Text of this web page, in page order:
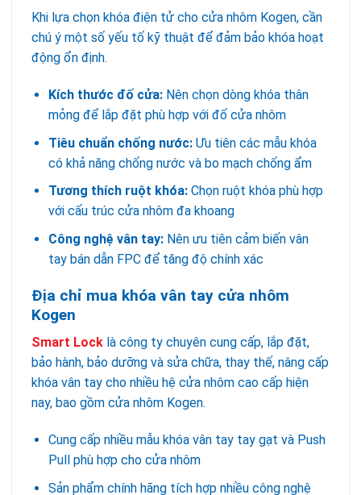
Khi lựa chọn khóa điện tử cho cửa nhôm Kogen, cần
chú ý một số yếu tố kỹ thuật để đảm bảo khóa hoạt
động ổn định.
Kích thước đố cửa:Nên chọn dòng khóa thân
mỏng để lắp đặt phù hợp với đố cửa nhôm
Tiêu chuẩn chống nước:Ưu tiên các mẫu khóa
có khả năng chống nước và bo mạch chống ẩm
Tương thích ruột khóa:Chọn ruột khóa phù hợp
với cấu trúc cửa nhôm đa khoang
Công nghệ vân tay:Nên ưu tiên cảm biến vân
tay bán dẫn FPC để tăng độ chính xác
Địa chỉ mua khóa vân tay cửa nhôm
Kogen
Smart Lock là công ty chuyên cung cấp, lắp đặt,
bảo hành, bảo dưỡng và sửa chữa, thay thế, nâng cấp
khóa vân tay cho nhiều hệ cửa nhôm cao cấp hiện
nay, bao gồm cửa nhôm Kogen.
Cung cấp nhiều mẫu khóa vân tay tay gạt và Push
Pull phù hợp cho cửa nhôm
Sản phẩm chính hãng tích hợp nhiều công nghệ